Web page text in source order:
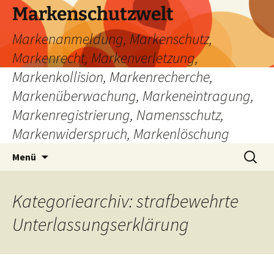
Zum
Inhalt
springen
Markenschutzwelt
Markenanmeldung, Markenschutz,
Markenrecht, Markenverletzung,
Markenkollision, Markenrecherche,
Markenüberwachung, Markeneintragung,
Markenregistrierung, Namensschutz,
Markenwiderspruch, Markenlöschung
Menü
Suchen
nach:
Kategoriearchiv: strafbewehrte
Unterlassungserklärung